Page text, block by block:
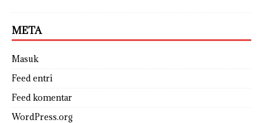
META
Masuk
Feed entri
Feed komentar
WordPress.org